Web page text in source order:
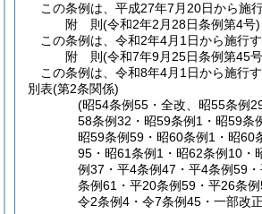
この条例は、平成27年7月20日から施行
附 則(令和2年2月28日条例第4号)
この条例は、令和2年4月1日から施行す
附 則(令和7年9月25日条例第45
この条例は、令和8年4月1日から施行す
別表(第2条関係)
(昭54条例55・全改、昭55条例
58条例32・昭59条例1・昭59条
昭59条例59・昭60条例1・昭60
95・昭61条例1・昭62条例10・
例37・平4条例47・平4条例59
条例61・平20条例59・平26条
令2条例4・令7条例45・一部改